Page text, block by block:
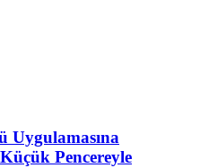
Uygulamasına
Pencereyle